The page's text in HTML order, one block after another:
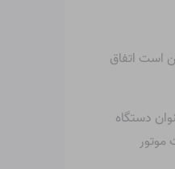
است اتفاق
دستگاه